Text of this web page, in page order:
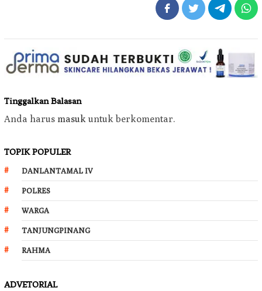
Tinggalkan Balasan
Anda harus masuk untuk berkomentar.
TOPIK POPULER
DANLANTAMAL IV
POLRES
WARGA
TANJUNGPINANG
RAHMA
ADVETORIAL